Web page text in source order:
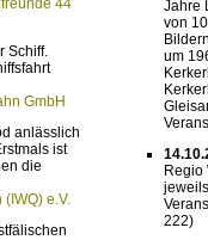
44
Schiff.
GmbH
anlässlich
ist
die
(IWQ) e.V.
Jahre
von
um
Regio
222)